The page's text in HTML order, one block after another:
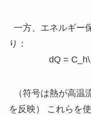
一方、エネルギー
り：
dQ =
（符号は熱が高温
を反映） これらを